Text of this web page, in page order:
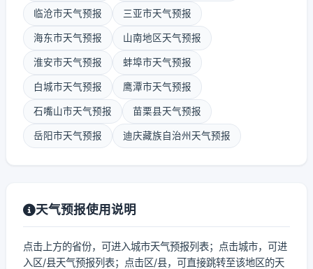
临沧市天气预报 三亚市天气预报
海东市天气预报 山南地区天气预报
淮安市天气预报 蚌埠市天气预报
白城市天气预报 鹰潭市天气预报
石嘴山市天气预报 苗栗县天气预报
岳阳市天气预报 迪庆藏族自治州天气预报
天气预报使用说明
点击上方的省份，可进入城市天气预报列表；点击城市，可进
入区/县天气预报列表；点击区/县，可直接跳转至该地区的天